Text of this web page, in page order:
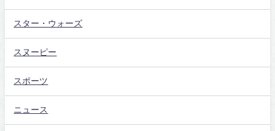
スター・ウォーズ
スヌーピー
スポーツ
ニュース